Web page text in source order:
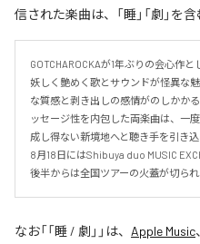
信された楽曲は、「睡」「劇」を
GOTCHAROCKAが1年ぶりの会心作と
妖しく艶めく歌とサウンドが怪異な
な質感と剥き出しの感情がのしかか
ッセージ性を内包した両楽曲は、一
成し得ない新境地へと聴き手を引き込
8月18日にはShibuya duo MUSIC
後半からは全国ツアーの火蓋が切られ
なお「「睡 / 劇」 」は、 Apple Music、